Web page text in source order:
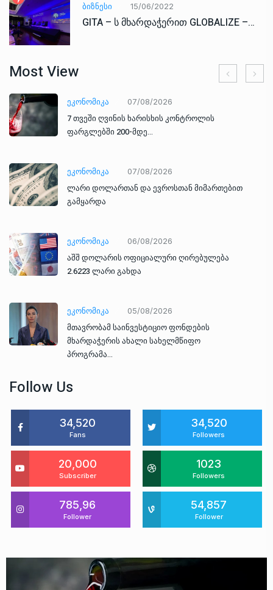
ᲑᲘᲖᲜᲔᲡᲘ 15/06/2022
GITA – ს მხარდაჭერით GLOBALIZE –…
Most View
ᲔᲙᲝᲜᲝᲛᲘᲙᲐ 07/08/2026
7 თვეში ღვინის ხარისხის კონტროლის
ფარგლებში 200-მდე…
ᲔᲙᲝᲜᲝᲛᲘᲙᲐ 07/08/2026
ლარი დოლართან და ევროსთან მიმართებით
გამყარდა
ᲔᲙᲝᲜᲝᲛᲘᲙᲐ 06/08/2026
აშშ დოლარის ოფიციალური ღირებულება
2.6223 ლარი გახდა
ᲔᲙᲝᲜᲝᲛᲘᲙᲐ 05/08/2026
მთავრობამ საინვესტიციო ფონდების
მხარდაჭერის ახალი სახელმწიფო
პროგრამა…
Follow Us
34,520
Fans
34,520
Followers
20,000
Subscriber
1023
Followers
785,96
Follower
54,857
Follower